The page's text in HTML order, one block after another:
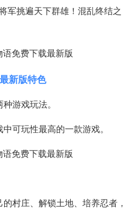
军挑遍天下群雄！混乱终结之
新版特色
游戏玩法。
可玩性最高的一款游戏。
村庄、解锁土地、培养忍者，